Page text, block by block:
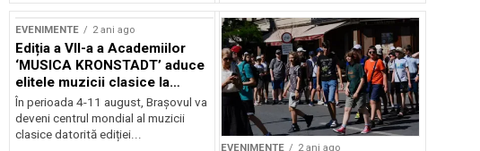
EVENIMENTE 2 ani ago
Ediția a VII-a a Academiilor
‘MUSICA KRONSTADT’ aduce
elitele muzicii clasice la
Brașov
În perioada 4-11 august, Brașovul va
deveni centrul mondial al muzicii
clasice datorită ediției...
EVENIMENTE 2 ani ago